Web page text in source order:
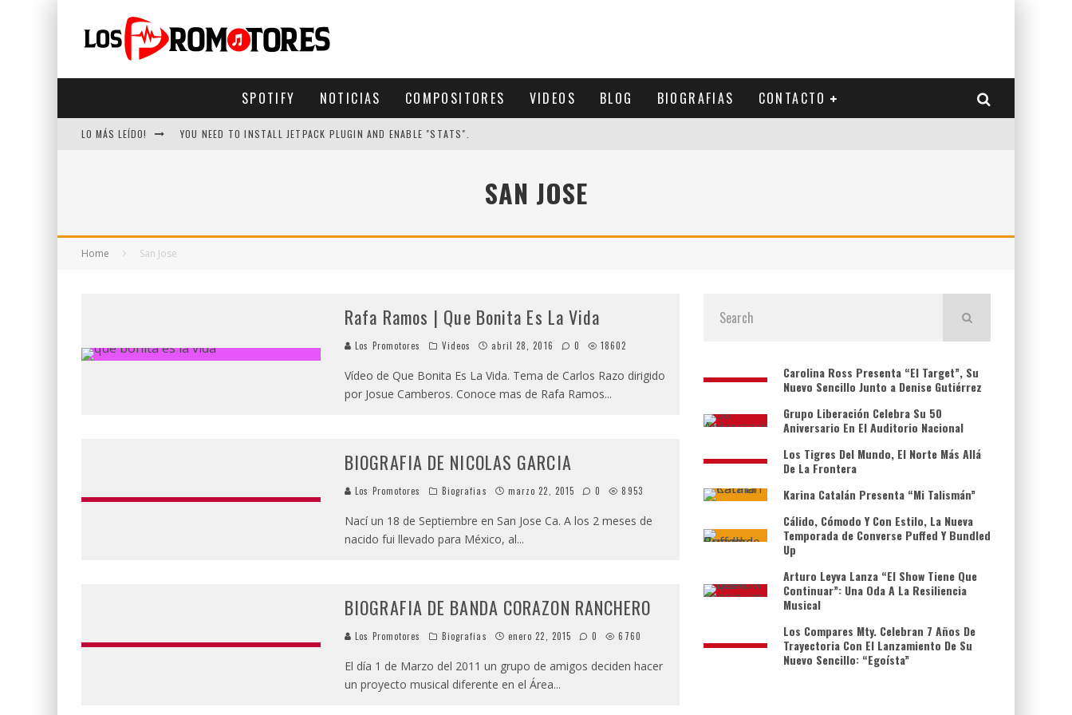
SPOTIFY NOTICIAS COMPOSITORES VIDEOS BLOG BIOGRAFIAS CONTACTO
LO MÁS LEÍDO! YOU NEED TO INSTALL JETPACK PLUGIN AND ENABLE "STATS".
SAN JOSE
Home San Jose
Rafa Ramos | Que Bonita Es La Vida
Los Promotores Videos abril 28, 2016 0 18602
Vídeo de Que Bonita Es La Vida. Tema de Carlos Razo dirigido
por Josue Camberos. Conoce mas de Rafa Ramos...
BIOGRAFIA DE NICOLAS GARCIA
Los Promotores Biografias marzo 22, 2015 0 8953
Nací un 18 de Septiembre en San Jose Ca. A los 2 meses de
nacido fui llevado para México, al...
BIOGRAFIA DE BANDA CORAZON RANCHERO
Los Promotores Biografias enero 22, 2015 0 6760
El día 1 de Marzo del 2011 un grupo de amigos deciden hacer
un proyecto musical diferente en el Área...
Carolina Ross Presenta “El Target”, Su
Nuevo Sencillo Junto a Denise Gutiérrez
Grupo Liberación Celebra Su 50
Aniversario En El Auditorio Nacional
Los Tigres Del Mundo, El Norte Más Allá
De La Frontera
Karina Catalán Presenta “Mi Talismán”
Cálido, Cómodo Y Con Estilo, La Nueva
Temporada de Converse Puffed Y Bundled
Up
Arturo Leyva Lanza “El Show Tiene Que
Continuar”: Una Oda A La Resiliencia
Musical
Los Compares Mty. Celebran 7 Años De
Trayectoria Con El Lanzamiento De Su
Nuevo Sencillo: “Egoísta”